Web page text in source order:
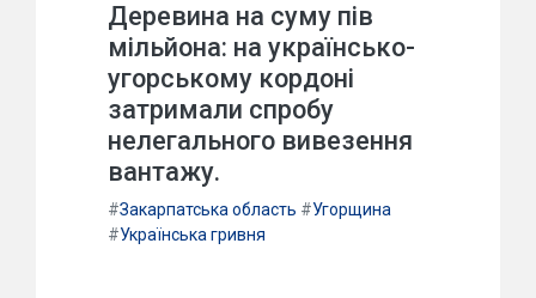
Деревина на суму пів
мільйона: на українсько-
угорському кордоні
затримали спробу
нелегального вивезення
вантажу.
#Закарпатська область #Угорщина
#Українська гривня